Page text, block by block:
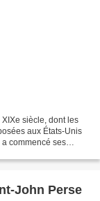
siècle, dont les
aux États-Unis
commencé ses
de Saint-John Perse